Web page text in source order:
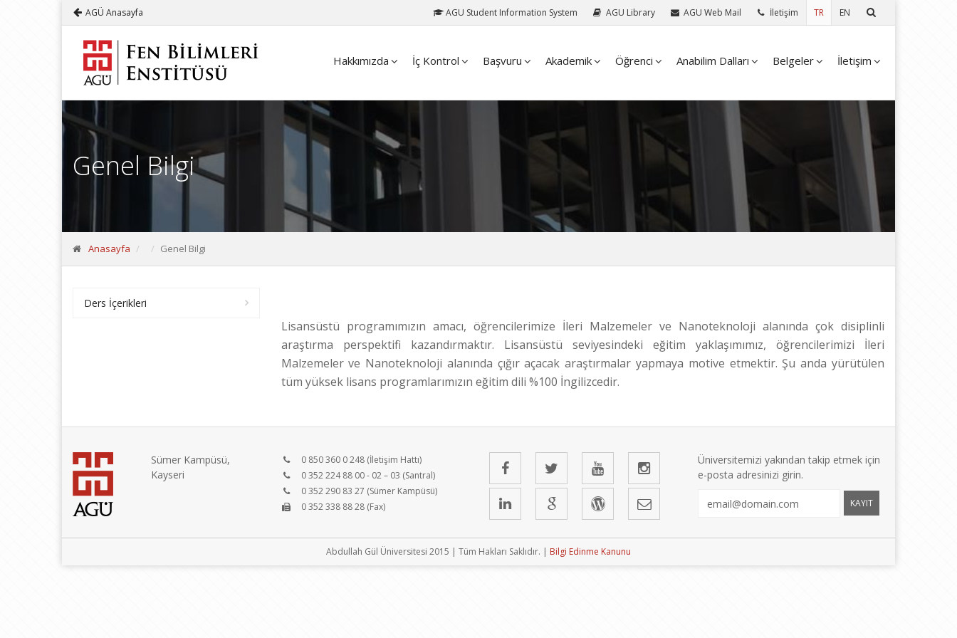
AGÜ Anasayfa AGU Student Information System AGU Library AGU Web Mail İletişim TR EN
Hakkımızda İç Kontrol Başvuru Akademik Öğrenci Anabilim Dalları Belgeler İletişim
Genel Bilgi
Anasayfa Genel Bilgi
Ders İçerikleri
Lisansüstü programımızın amacı, öğrencilerimize İleri Malzemeler ve Nanoteknoloji alanında çok disiplinli
araştırma perspektifi kazandırmaktır. Lisansüstü seviyesindeki eğitim yaklaşımımız, öğrencilerimizi İleri
Malzemeler ve Nanoteknoloji alanında çığır açacak araştırmalar yapmaya motive etmektir. Şu anda yürütülen
tüm yüksek lisans programlarımızın eğitim dili %100 İngilizcedir.
Sümer Kampüsü,
Kayseri
0 850 360 0 248 (İletişim Hattı)
0 352 224 88 00 - 02 – 03 (Santral)
0 352 290 83 27 (Sümer Kampüsü)
0 352 338 88 28 (Fax)
Üniversitemizi yakından takip etmek için
e-posta adresinizi girin.
KAYIT
Abdullah Gül Üniversitesi 2015 | Tüm Hakları Saklıdır. | Bilgi Edinme Kanunu